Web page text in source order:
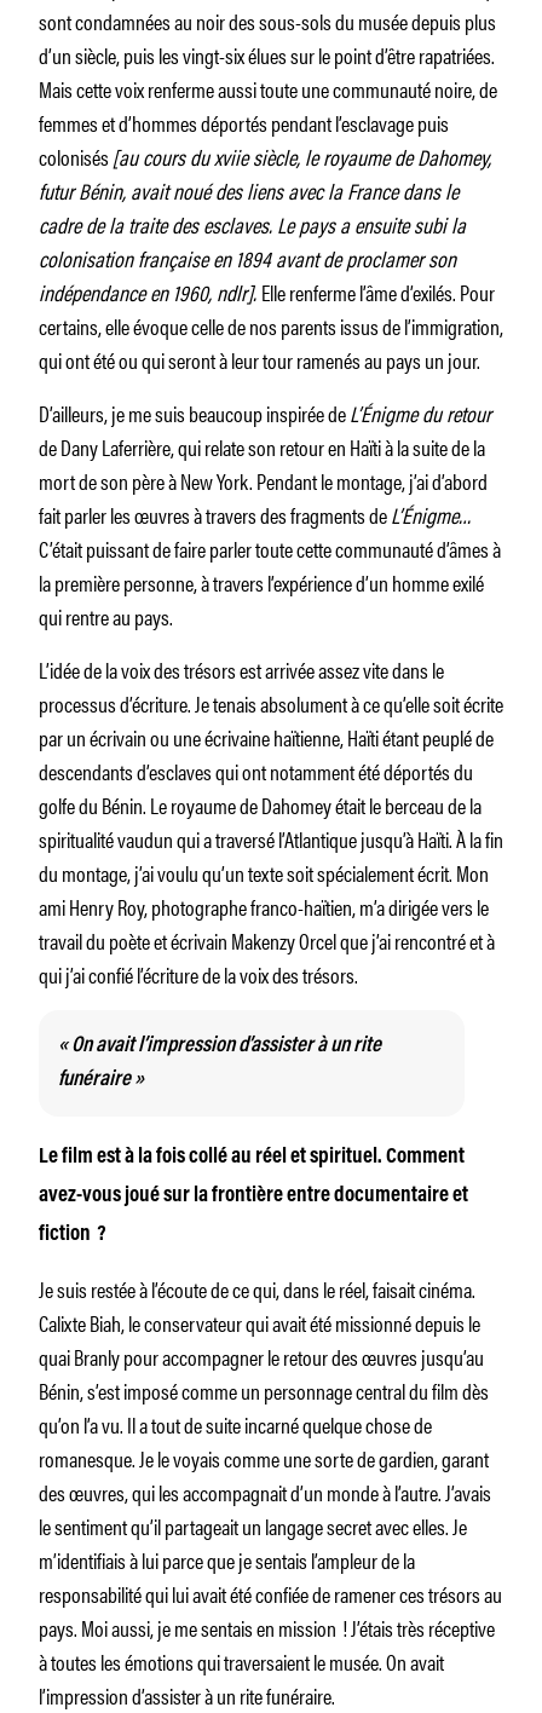
sont condamnées au noir des sous-sols du musée depuis plus
d’un siècle, puis les vingt-six élues sur le point d’être rapatriées.
Mais cette voix renferme aussi toute une communauté noire, de
femmes et d’hommes déportés pendant l’esclavage puis
colonisés[au cours du xviie siècle, le royaume de Dahomey,
futur Bénin, avait noué des liens avec la France dans le
cadre de la traite des esclaves. Le pays a ensuite subi la
colonisation française en 1894 avant de proclamer son
indépendance en 1960, ndlr].Elle renferme l’âme d’exilés. Pour
certains, elle évoque celle de nos parents issus de l’immigration,
qui ont été ou qui seront à leur tour ramenés au pays un jour.
D’ailleurs, je me suis beaucoup inspirée deL’Énigme du retour
de Dany Laferrière, qui relate son retour en Haïti à la suite de la
mort de son père à New York. Pendant le montage, j’ai d’abord
fait parler les œuvres à travers des fragments deL’Énigme…
C’était puissant de faire parler toute cette communauté d’âmes à
la première personne, à travers l’expérience d’un homme exilé
qui rentre au pays.
L’idée de la voix des trésors est arrivée assez vite dans le
processus d’écriture. Je tenais absolument à ce qu’elle soit écrite
par un écrivain ou une écrivaine haïtienne, Haïti étant peuplé de
descendants d’esclaves qui ont notamment été déportés du
golfe du Bénin. Le royaume de Dahomey était le berceau de la
spiritualité vaudun qui a traversé l’Atlantique jusqu’à Haïti. À la fin
du montage, j’ai voulu qu’un texte soit spécialement écrit. Mon
ami Henry Roy, photographe franco-haïtien, m’a dirigée vers le
travail du poète et écrivain Makenzy Orcel que j’ai rencontré et à
qui j’ai confié l’écriture de la voix des trésors.
« On avait l’impression d’assister à un rite
funéraire »
Le film est à la fois collé au réel et spirituel. Comment
avez-vous joué sur la frontière entre documentaire et
fiction ?
Je suis restée à l’écoute de ce qui, dans le réel, faisait cinéma.
Calixte Biah, le conservateur qui avait été missionné depuis le
quai Branly pour accompagner le retour des œuvres jusqu’au
Bénin, s’est imposé comme un personnage central du film dès
qu’on l’a vu. Il a tout de suite incarné quelque chose de
romanesque. Je le voyais comme une sorte de gardien, garant
des œuvres, qui les accompagnait d’un monde à l’autre. J’avais
le sentiment qu’il partageait un langage secret avec elles. Je
m’identifiais à lui parce que je sentais l’ampleur de la
responsabilité qui lui avait été confiée de ramener ces trésors au
pays. Moi aussi, je me sentais en mission ! J’étais très réceptive
à toutes les émotions qui traversaient le musée. On avait
l’impression d’assister à un rite funéraire.